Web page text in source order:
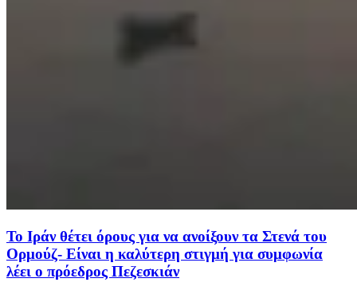
Το Ιράν θέτει όρους για να ανοίξουν τα Στενά του
Ορμούζ- Είναι η καλύτερη στιγμή για συμφωνία
λέει ο πρόεδρος Πεζεσκιάν